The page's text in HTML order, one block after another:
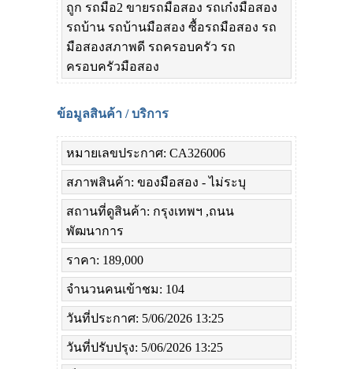
ถูก รถมือ2 ขายรถมือสอง รถเก๋งมือสอง
รถบ้าน รถบ้านมือสอง ซื้อรถมือสอง รถ
มือสองสภาพดี รถครอบครัว รถ
ครอบครัวมือสอง
ข้อมูลสินค้า / บริการ
หมายเลขประกาศ: CA326006
สภาพสินค้า: ของมือสอง - ไม่ระบุ
สถานที่ดูสินค้า: กรุงเทพฯ ,ถนน
พัฒนาการ
ราคา: 189,000
จำนวนคนเข้าชม: 104
วันที่ประกาศ: 5/06/2026 13:25
วันที่ปรับปรุง: 5/06/2026 13:25